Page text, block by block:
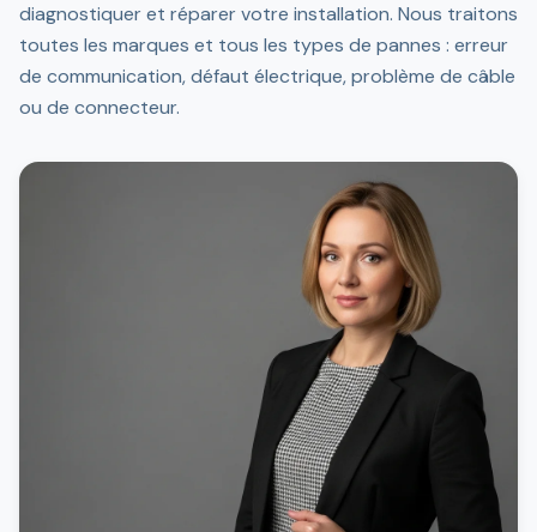
diagnostiquer et réparer votre installation. Nous traitons
toutes les marques et tous les types de pannes : erreur
de communication, défaut électrique, problème de câble
ou de connecteur.